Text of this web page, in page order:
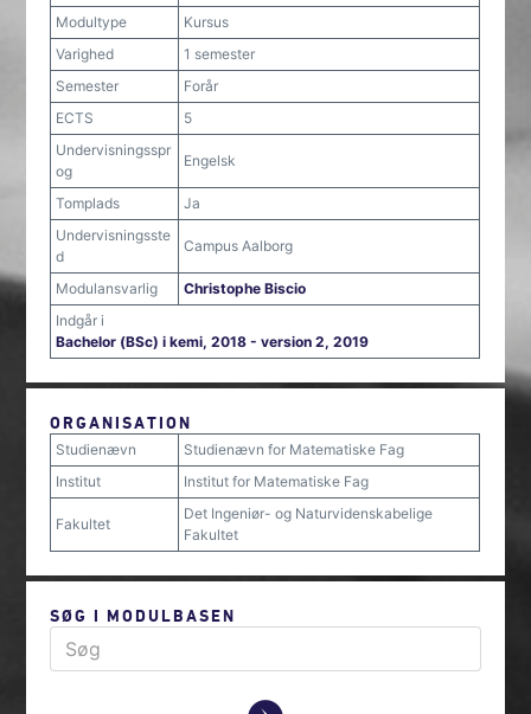
Modultype
Kursus
Varighed
1 semester
Semester
Forår
ECTS
5
Undervisningsspr
og
Engelsk
Tomplads
Ja
Undervisningsste
d
Campus Aalborg
Modulansvarlig
Christophe Biscio
Indgår i
Bachelor (BSc) i kemi, 2018 - version 2, 2019
ORGANISATION
Studienævn
Studienævn for Matematiske Fag
Institut
Institut for Matematiske Fag
Fakultet
Det Ingeniør- og Naturvidenskabelige
Fakultet
SØG I MODULBASEN